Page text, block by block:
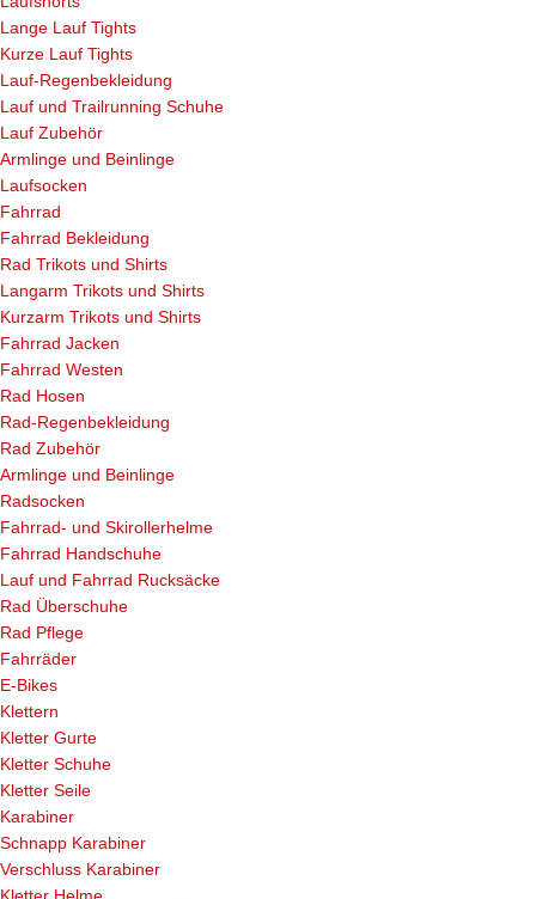
Lange Lauf Tights
Kurze Lauf Tights
Lauf-Regenbekleidung
Lauf und Trailrunning Schuhe
Lauf Zubehör
Armlinge und Beinlinge
Laufsocken
Fahrrad
Fahrrad Bekleidung
Rad Trikots und Shirts
Langarm Trikots und Shirts
Kurzarm Trikots und Shirts
Fahrrad Jacken
Fahrrad Westen
Rad Hosen
Rad-Regenbekleidung
Rad Zubehör
Armlinge und Beinlinge
Radsocken
Fahrrad- und Skirollerhelme
Fahrrad Handschuhe
Lauf und Fahrrad Rucksäcke
Rad Überschuhe
Rad Pflege
Fahrräder
E-Bikes
Klettern
Kletter Gurte
Kletter Schuhe
Kletter Seile
Karabiner
Schnapp Karabiner
Verschluss Karabiner